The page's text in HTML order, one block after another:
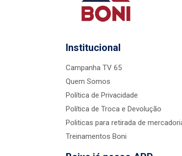
Institucional
Campanha TV 65
Quem Somos
Política de Privacidade
Política de Troca e Devolução
Politicas para retirada de
Treinamentos Boni